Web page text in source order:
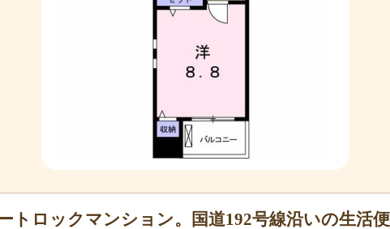
トロックマンション。国道192号線沿いの生活便